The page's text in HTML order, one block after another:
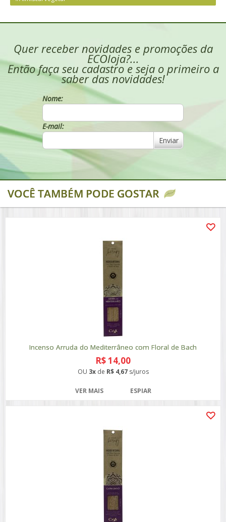
Quer receber novidades e promoções da
ECOloja?...
Então faça seu cadastro e seja o primeiro a
saber das novidades!
Nome:
E-mail:
Enviar
VOCÊ TAMBÉM PODE GOSTAR
Incenso Arruda do Mediterrâneo com Floral de Bach
R$ 14,00
OU 3xde R$ 4,67s/juros
VER MAIS ESPIAR